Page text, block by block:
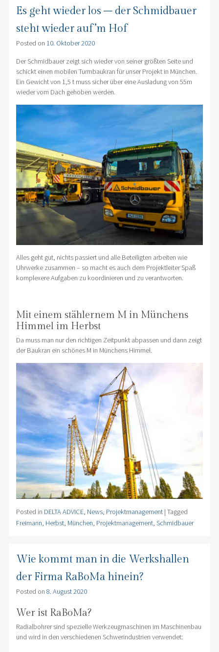
Es geht wieder los – der Schmidbauer
steht wieder auf’m Hof
Posted on 10. Oktober 2020
Der Schmidbauer zeigt sich wieder von seiner größten Seite und
schickt einen mobilen Turmbaukran für unser Projekt in München.
Ein Gewicht von 1,5 t muss sicher über eine Ausladung von 55m
wieder vom Dach gehoben werden.
Alles geht gut, nichts passiert und alle Beteiligten arbeiten wie
Uhrwerke zusammen – so macht es auch dem Projektleiter Spaß
komplexere Aufgaben zu koordinieren und zu verantworten.
Mit einem stählernem M in Münchens
Himmel im Herbst
Da muss man nur den richtigen Zeitpunkt abpassen und dann zeigt
der Baukran ein schönes M in Münchens Himmel.
Posted in DELTA ADVICE, News, Projektmanagement | Tagged
Freimann, Herbst, München, Projektmanagement, Schmidbauer
Wie kommt man in die Werkshallen
der Firma RaBoMa hinein?
Posted on 8. August 2020
Wer ist RaBoMa?
Radialbohrer sind spezielle Werkzeugmaschinen im Maschinenbau
und wird in den verschiedenen Schwerindustrien verwendet: